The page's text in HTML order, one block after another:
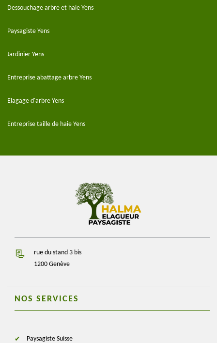
Dessouchage arbre et haie Yens
Paysagiste Yens
Jardinier Yens
Entreprise abattage arbre Yens
Elagage d'arbre Yens
Entreprise taille de haie Yens
rue du stand 3 bis
1200 Genève
NOS SERVICES
Paysagiste Suisse